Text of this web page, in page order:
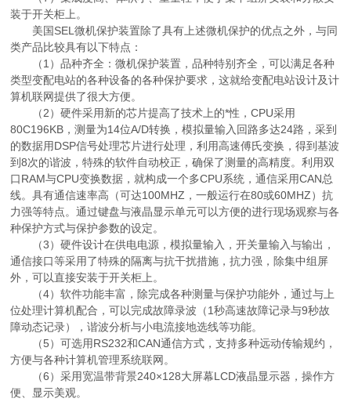
装于开关柜上。
美国SEL微机保护装置除了具有上述微机保护的优点之外，与同
类产品比较具有以下特点：
（1）品种齐全：微机保护装置，品种特别齐全，可以满足各种
类型变配电站的各种设备的各种保护要求，这就给变配电站设计及计
算机联网提供了很大方便。
（2）硬件采用新的芯片提高了技术上的*性，CPU采用
80C196KB，测量为14位A/D转换，模拟量输入回路多达24路，采到
的数据用DSP信号处理芯片进行处理，利用高速傅氏变换，得到基波
到8次的谐波，特殊的软件自动校正，确保了测量的高精度。利用双
口RAM与CPU变换数据，就构成一个多CPU系统，通信采用CAN总
线。具有通信速率高（可达100MHZ，一般运行在80或60MHZ）抗
力强等特点。通过键盘与液晶显示单元可以方便的进行现场观察与各
种保护方式与保护参数的设定。
（3）硬件设计在供电电源，模拟量输入，开关量输入与输出，
通信接口等采用了特殊的隔离与抗干扰措施，抗力强，除集中组屏
外，可以直接安装于开关柜上。
（4）软件功能丰富，除完成各种测量与保护功能外，通过与上
位处理计算机配合，可以完成故障录波（1秒高速故障记录与9秒故
障动态记录），谐波分析与小电流接地选线等功能。
（5）可选用RS232和CAN通信方式，支持多种远动传输规约，
方便与各种计算机管理系统联网。
（6）采用宽温带背景240×128大屏幕LCD液晶显示器，操作方
便、显示美观。